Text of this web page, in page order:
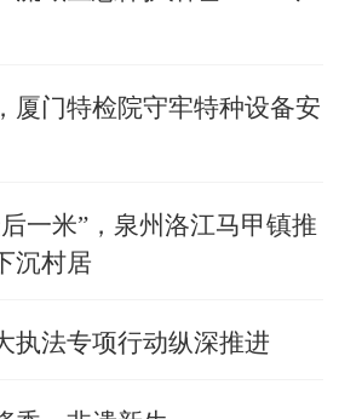
厦门特检院守牢特种设备安
一米”，泉州洛江马甲镇推
沉村居
执法专项行动纵深推进